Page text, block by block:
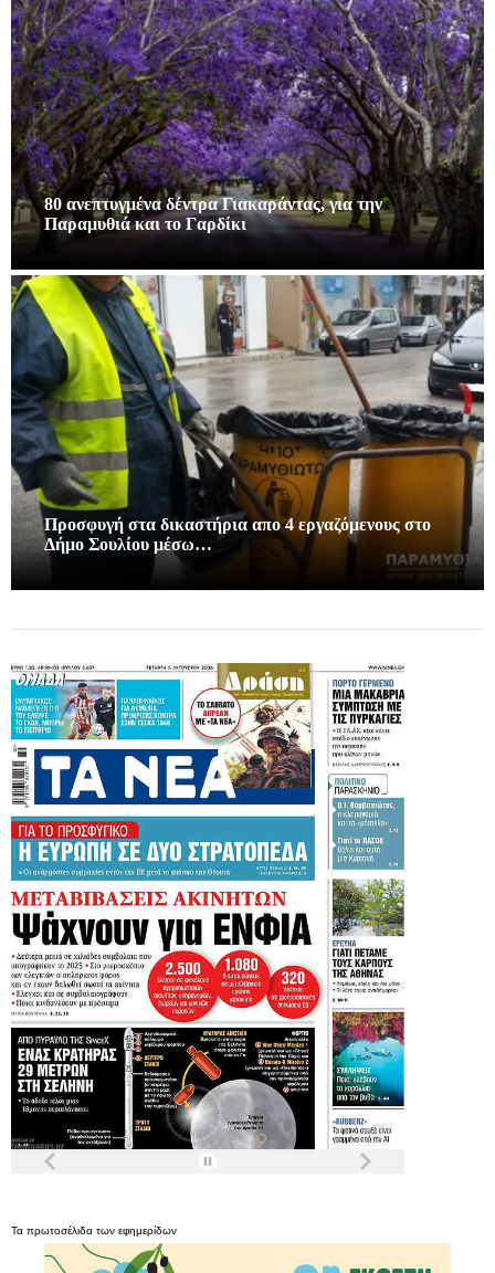
80 ανεπτυγμένα δέντρα Γιακαράντας, για την
Παραμυθιά και το Γαρδίκι
Προσφυγή στα δικαστήρια απο 4 εργαζόμενους στο
Δήμο Σουλίου μέσω…
Τα πρωτοσέλιδα των εφημερίδων